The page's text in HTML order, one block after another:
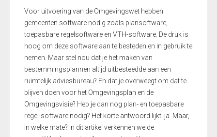
Voor uitvoering van de Omgevingswet hebben
gemeenten software nodig zoals plansoftware,
toepasbare regelsoftware en VTH-software. De druk is
hoog om deze software aan te besteden en in gebruik te
nemen. Maar stel nou dat je het maken van
bestemmingsplannen altijd uitbesteedde aan een
ruimtelijk adviesbureau? En dat je overweegt om dat te
blijven doen voor het Omgevingsplan en de
Omgevingsvisie? Heb je dan nog plan- en toepasbare
regel-software nodig? Het korte antwoord lijkt: ja. Maar,
in welke mate? In dit artikel verkennen we de